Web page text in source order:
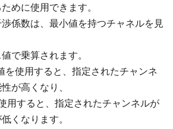
めに使用できます。
係数は、最小値を持つチャネルを見
で乗算されます。
を使用すると、指定されたチャンネ
が高くなり、
用すると、指定されたチャンネルが
くなります。